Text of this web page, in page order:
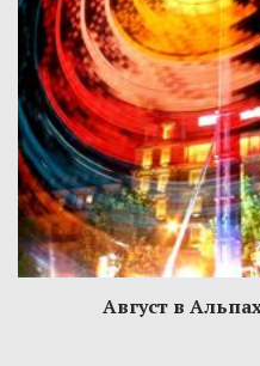
Август в